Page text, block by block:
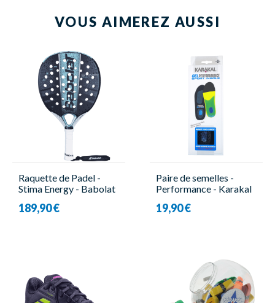
VOUS AIMEREZ AUSSI
Raquette de Padel -
Stima Energy - Babolat
189,90 €
Paire de semelles -
Performance - Karakal
19,90 €